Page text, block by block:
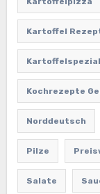
Kartoffel
Kochrezepte
Norddeutsch
Pilze
Salate